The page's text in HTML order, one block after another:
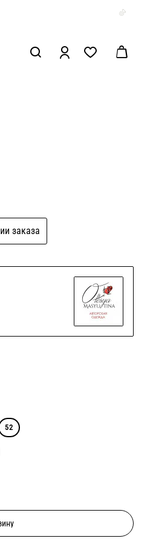
заказа
52